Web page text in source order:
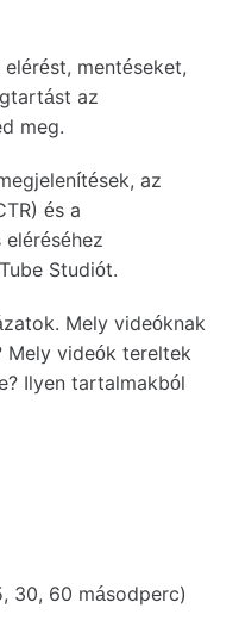
elérést, mentéseket,
az
meg.
az
és a
Studiót.
Mely videóknak
videók tereltek
Ilyen tartalmakból
30, 60 másodperc)